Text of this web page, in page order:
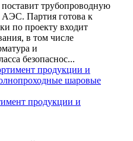
трубопроводную
АЭС. Партия готова к
по проекту входит
в том числе
и
безопаснос...
продукции и